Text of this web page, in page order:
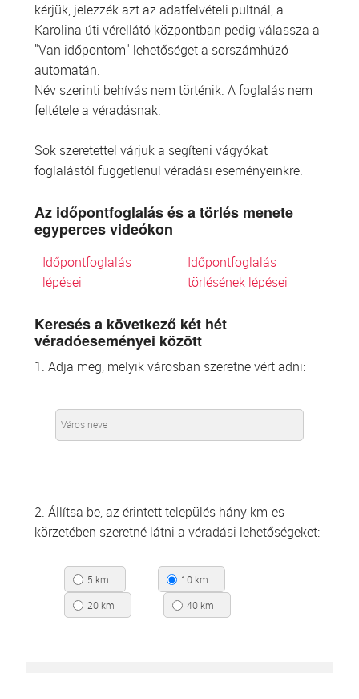
kérjük, jelezzék azt az adatfelvételi pultnál, a
Karolina úti vérellátó központban pedig válassza a
"Van időpontom" lehetőséget a sorszámhúzó
automatán.
Név szerinti behívás nem történik. A foglalás nem
feltétele a véradásnak.
Sok szeretettel várjuk a segíteni vágyókat
foglalástól függetlenül véradási eseményeinkre.
Az időpontfoglalás és a törlés menete
egyperces videókon
Időpontfoglalás
lépései
Időpontfoglalás
törlésének lépései
Keresés a következő két hét
véradóeseményei között
1. Adja meg, melyik városban szeretne vért adni:
2. Állítsa be, az érintett település hány km-es
körzetében szeretné látni a véradási lehetőségeket:
5 km
10 km
20 km
40 km